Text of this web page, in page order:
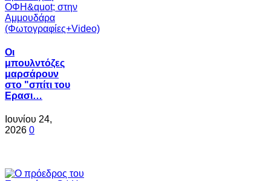
Oι
μπουλντόζες
μαρσάρουν
στο "σπίτι του
Ερασι…
Ιουνίου 24,
2026 0